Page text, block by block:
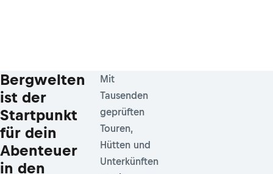
Bergwelten
ist der
Startpunkt
für dein
Abenteuer
in den
Mit
Tausenden
geprüften
Touren,
Hütten und
Unterkünften